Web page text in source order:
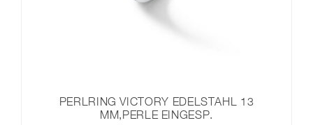
PERLRING VICTORY EDELSTAHL 13
MM,PERLE EINGESP.